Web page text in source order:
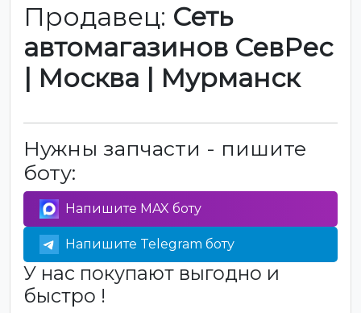
Продавец: Сеть
автомагазинов СевРес
| Москва | Мурманск
Нужны запчасти - пишите
боту:
Напишите MAX боту
Напишите Telegram боту
У нас покупают выгодно и
быстро !